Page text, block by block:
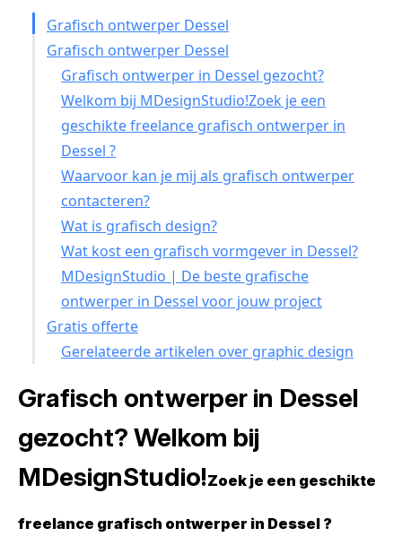
Grafisch ontwerper Dessel
Grafisch ontwerper Dessel
Grafisch ontwerper in Dessel gezocht?
Welkom bij MDesignStudio!Zoek je een
geschikte freelance grafisch ontwerper in
Dessel ?
Waarvoor kan je mij als grafisch ontwerper
contacteren?
Wat is grafisch design?
Wat kost een grafisch vormgever in Dessel?
MDesignStudio | De beste grafische
ontwerper in Dessel voor jouw project
Gratis offerte
Gerelateerde artikelen over graphic design
Grafisch ontwerper in Dessel
gezocht? Welkom bij
MDesignStudio!Zoek je een geschikte
freelance grafisch ontwerper in Dessel ?